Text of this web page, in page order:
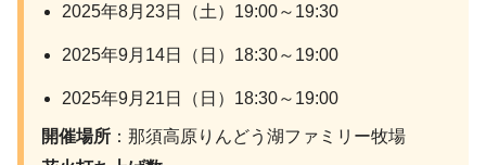
2025年8月23日（土）19:00～19:30
2025年9月14日（日）18:30～19:00
2025年9月21日（日）18:30～19:00
開催場所 ：那須高原りんどう湖ファミリー牧場